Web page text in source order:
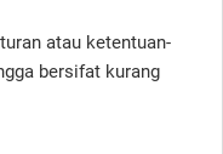
atau ketentuan-
bersifat kurang